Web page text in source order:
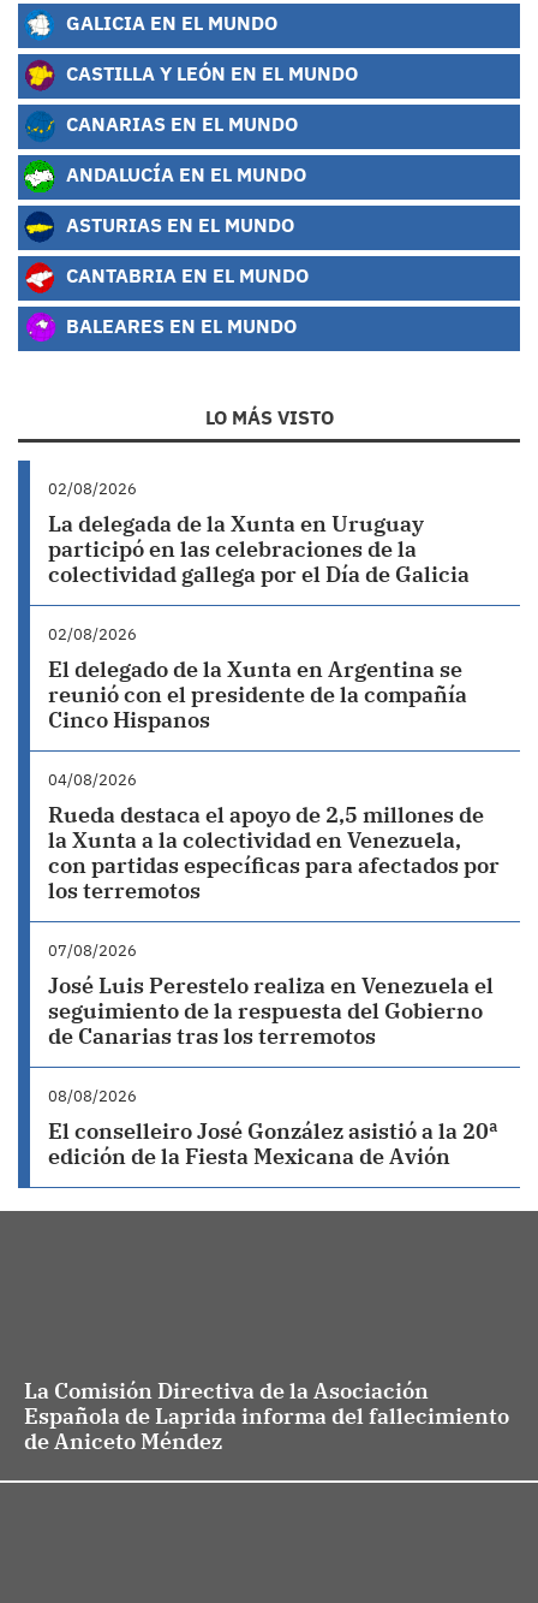
GALICIA EN EL MUNDO
CASTILLA Y LEÓN EN EL MUNDO
CANARIAS EN EL MUNDO
ANDALUCÍA EN EL MUNDO
ASTURIAS EN EL MUNDO
CANTABRIA EN EL MUNDO
BALEARES EN EL MUNDO
LO MÁS VISTO
02/08/2026
La delegada de la Xunta en Uruguay
participó en las celebraciones de la
colectividad gallega por el Día de Galicia
02/08/2026
El delegado de la Xunta en Argentina se
reunió con el presidente de la compañía
Cinco Hispanos
04/08/2026
Rueda destaca el apoyo de 2,5 millones de
la Xunta a la colectividad en Venezuela,
con partidas específicas para afectados por
los terremotos
07/08/2026
José Luis Perestelo realiza en Venezuela el
seguimiento de la respuesta del Gobierno
de Canarias tras los terremotos
08/08/2026
El conselleiro José González asistió a la 20ª
edición de la Fiesta Mexicana de Avión
La Comisión Directiva de la Asociación
Española de Laprida informa del fallecimiento
de Aniceto Méndez